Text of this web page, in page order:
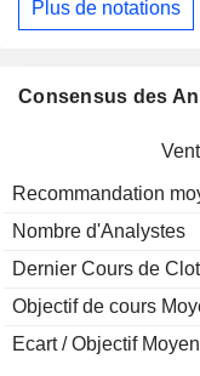
Plus de notations
Consensus des
Recommandation
Nombre d'Analystes
Dernier Cours de
Objectif de cours
Ecart / Objectif Moyen